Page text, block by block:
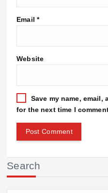
Email *
Website
Save my name,
for the next time I
Search